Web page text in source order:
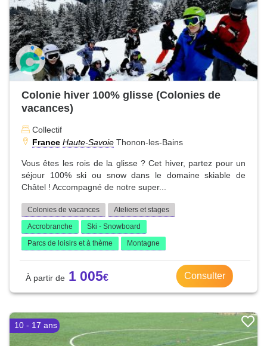
Colonie hiver 100% glisse (Colonies de
vacances)
Collectif
France Haute-Savoie Thonon-les-Bains
Vous êtes les rois de la glisse ? Cet hiver, partez pour un
séjour 100% ski ou snow dans le domaine skiable de
Châtel ! Accompagné de notre super...
Colonies de vacances
Ateliers et stages
Accrobranche
Ski - Snowboard
Parcs de loisirs et à thème
Montagne
1 005 Consulter
10 - 17 ans